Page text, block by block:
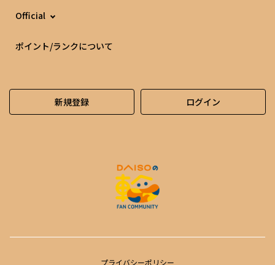
Official
ポイント/ランクについて
新規登録 ログイン
プライバシーポリシー